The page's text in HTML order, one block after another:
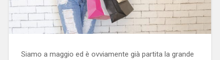
Siamo a maggio ed è ovviamente già partita la grande